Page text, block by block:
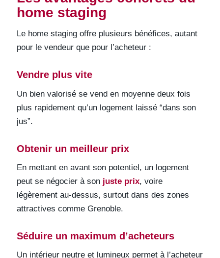
home staging
Le home staging offre plusieurs bénéfices, autant
pour le vendeur que pour l’acheteur :
Vendre plus vite
Un bien valorisé se vend en moyenne deux fois
plus rapidement qu’un logement laissé “dans son
jus”.
Obtenir un meilleur prix
En mettant en avant son potentiel, un logement
peut se négocier à son juste prix, voire
légèrement au-dessus, surtout dans des zones
attractives comme Grenoble.
Séduire un maximum d’acheteurs
Un intérieur neutre et lumineux permet à l’acheteur